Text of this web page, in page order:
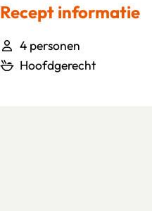
Recept informatie
4 personen
Hoofdgerecht